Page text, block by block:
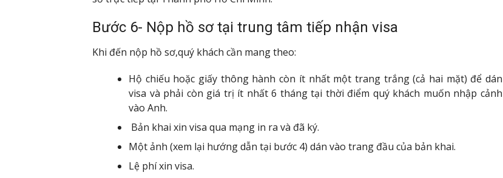
Bước 6- Nộp hồ sơ tại trung tâm tiếp nhận visa
Khi đến nộp hồ sơ,quý khách cần mang theo:
Hộ chiếu hoặc giấy thông hành còn ít nhất một trang trắng (cả hai mặt) để dán
visa và phải còn giá trị ít nhất 6 tháng tại thời điểm quý khách muốn nhập cảnh
vào Anh.
Bản khai xin visa qua mạng in ra và đã ký.
Một ảnh (xem lại hướng dẫn tại bước 4) dán vào trang đầu của bản khai.
Lệ phí xin visa.